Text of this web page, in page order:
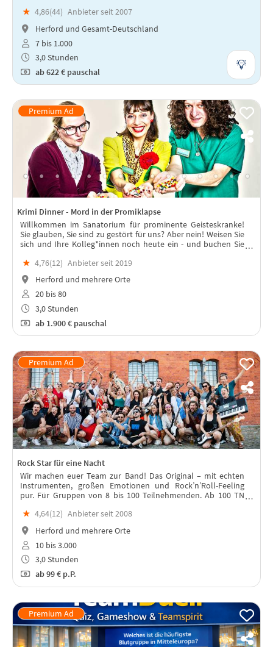
★ 4,86(44) Anbieter seit 2007
Herford und Gesamt-Deutschland
7 bis 1.000
3,0 Stunden
ab622 € pauschal
Krimi Dinner - Mord in der Promiklapse
Willkommen im Sanatorium für prominente Geisteskranke!
Sie glauben, Sie sind zu gestört für uns? Aber nein! Weisen Sie
sich und Ihre Kolleg*innen noch heute ein - und buchen Sie
★ 4,76(12) Anbieter seit 2019
Herford und mehrere Orte
20 bis 80
3,0 Stunden
ab1.900 € pauschal
Rock Star für eine Nacht
Wir machen euer Team zur Band! Das Original – mit echten
Instrumenten, großen Emotionen und Rock’n’Roll-Feeling
pur. Für Gruppen von 8 bis 100 Teilnehmenden. Ab 100 TN
★ 4,64(12) Anbieter seit 2008
Herford und mehrere Orte
10 bis 3.000
3,0 Stunden
ab99 € p.P.